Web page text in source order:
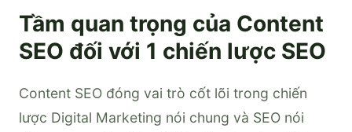
Tầm quan trọng của Content
SEO đối với 1 chiến lược SEO
Content SEO đóng vai trò cốt lõi trong chiến
lược Digital Marketing nói chung và SEO nói